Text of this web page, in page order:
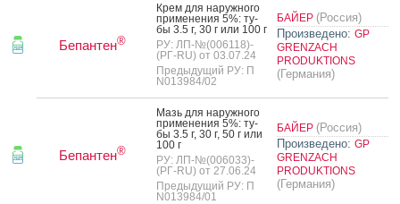
Бепантен®
Крем для на­руж­но­го
при­мене­ния 5%: ту­
бы 3.5 г, 30 г или 100 г
РУ: ЛП-№(006118)-
(РГ-RU) от 03.07.24
Предыдущий РУ: П
N013984/02
БАЙЕР (Россия)
Произведено: GP
GRENZACH
PRODUKTIONS
(Германия)
Бепантен®
Мазь для на­руж­но­го
при­мене­ния 5%: ту­
бы 3.5 г, 30 г, 50 г или
100 г
РУ: ЛП-№(006033)-
(РГ-RU) от 27.06.24
Предыдущий РУ: П
N013984/01
БАЙЕР (Россия)
Произведено: GP
GRENZACH
PRODUKTIONS
(Германия)